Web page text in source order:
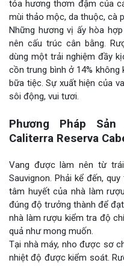
tỏa hương thơm đậm của
mùi thảo mộc, da thuộc, cà
Những hương vị ấy hòa
nên cấu trúc cân bằng.
dùng một trải nghiệm đầy
cồn trung bình ở 14%
bữa tiệc. Sự xuất hiện của
sôi động, vui tươi.
Phương Pháp
Caliterra Reserva
Vang được làm nên từ
Sauvignon. Phải kể đến,
tâm huyết của nhà làm
đúng độ trưởng thành để
nhà làm rượu kiểm tra độ
quả như mong muốn.
Tại nhà máy, nho được sơ
nhiệt độ được kiểm soát.